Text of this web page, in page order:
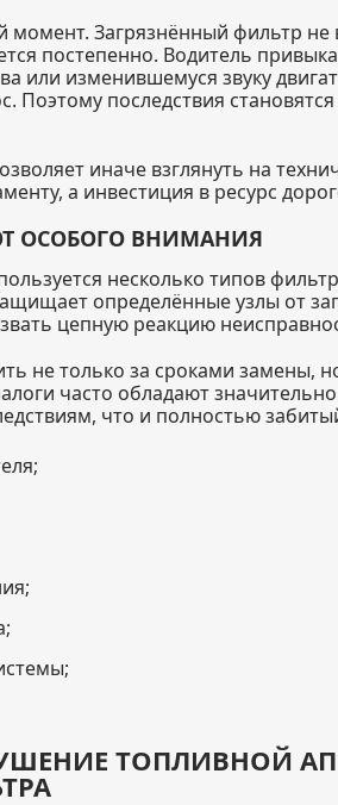
Загрязнённый фильтр не
постепенно. Водитель
или изменившемуся звуку
Поэтому последствия
иначе взглянуть на
а инвестиция в ресурс
ОСОБОГО ВНИМАНИЯ
несколько типов
определённые узлы от
цепную реакцию
не только за сроками замены,
часто обладают
что и полностью
ТОПЛИВНОЙ